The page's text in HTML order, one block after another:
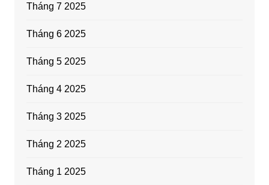
Tháng 7 2025
Tháng 6 2025
Tháng 5 2025
Tháng 4 2025
Tháng 3 2025
Tháng 2 2025
Tháng 1 2025